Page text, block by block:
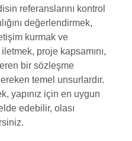
referanslarını kontrol
değerlendirmek,
kurmak ve
proje kapsamını,
bir sözleşme
temel unsurlardır.
yapınız için en uygun
edebilir, olası